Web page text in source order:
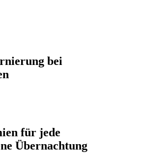
bei
für jede
Übernachtung